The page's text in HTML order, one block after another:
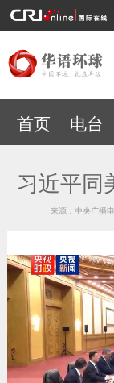
首页 电台
习近平同
来源：中央广播